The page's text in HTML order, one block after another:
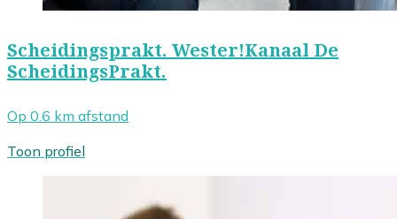
Scheidingsprakt. Wester!Kanaal De
ScheidingsPrakt.
Op 0.6 km afstand
Toon profiel